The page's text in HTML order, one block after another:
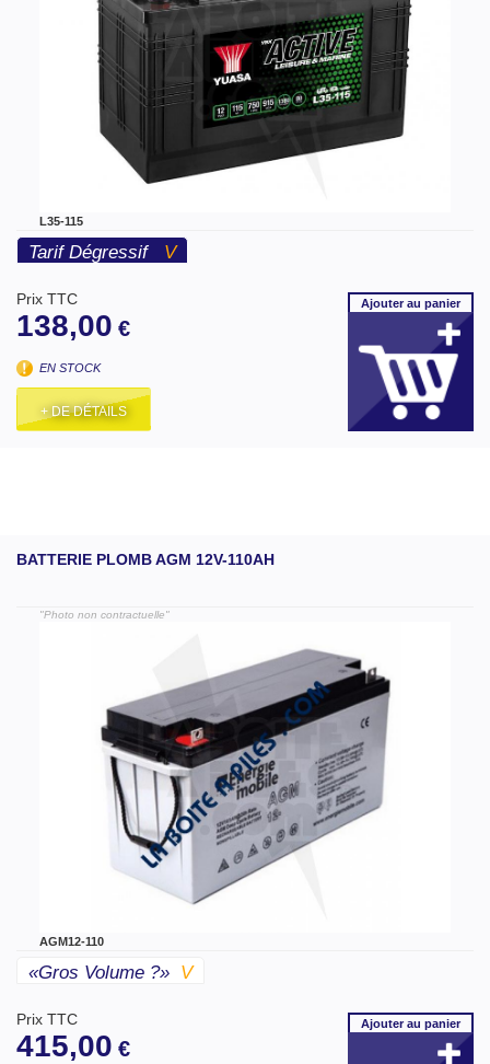
L35-115
Tarif Dégressif V
Prix TTC
138,00 €
EN STOCK
+ DE DÉTAILS
Ajouterau panier
BATTERIE PLOMB AGM 12V-110AH
"Photo non contractuelle"
AGM12-110
«gros Volume ?» V
Prix TTC
415,00 €
Ajouterau panier